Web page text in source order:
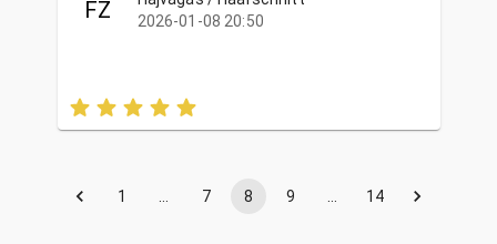
FZ
2026-01-08 20:50
1 … 7 8 9 … 14